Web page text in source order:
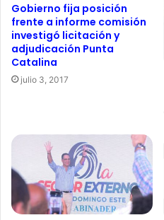
Gobierno fija posición
frente a informe comisión
investigó licitación y
adjudicación Punta
Catalina
julio 3, 2017